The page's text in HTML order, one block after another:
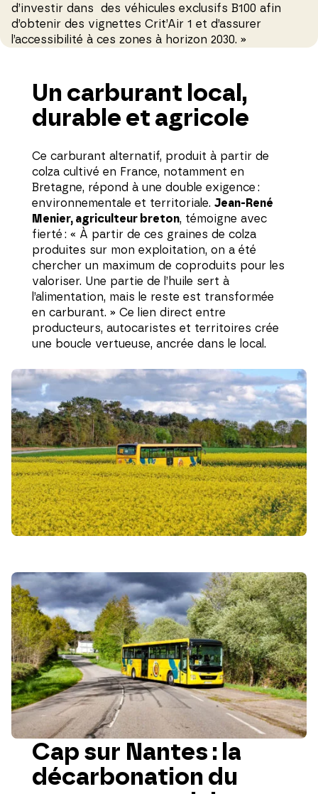
d’investir dans des véhicules exclusifs B100 afin
d’obtenir des vignettes Crit’Air 1 et d’assurer
l’accessibilité à ces zones à horizon 2030. »
Un carburant local,
durable et agricole
Ce carburant alternatif, produit à partir de
colza cultivé en France, notamment en
Bretagne, répond à une double exigence :
environnementale et territoriale. Jean-René
Menier, agriculteur breton, témoigne avec
fierté : « À partir de ces graines de colza
produites sur mon exploitation, on a été
chercher un maximum de coproduits pour les
valoriser. Une partie de l’huile sert à
l’alimentation, mais le reste est transformée
en carburant. » Ce lien direct entre
producteurs, autocaristes et territoires crée
une boucle vertueuse, ancrée dans le local.
Cap sur Nantes : la
décarbonation du